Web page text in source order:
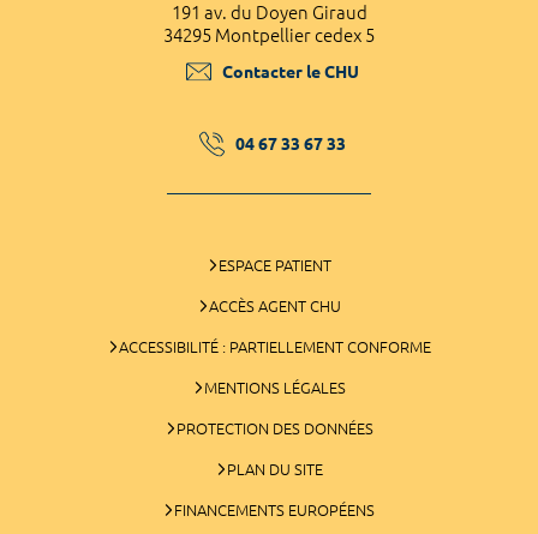
191 av. du Doyen Giraud
34295 Montpellier cedex 5
Contacter le CHU
04 67 33 67 33
ESPACE PATIENT
ACCÈS AGENT CHU
ACCESSIBILITÉ : PARTIELLEMENT CONFORME
MENTIONS LÉGALES
PROTECTION DES DONNÉES
PLAN DU SITE
FINANCEMENTS EUROPÉENS